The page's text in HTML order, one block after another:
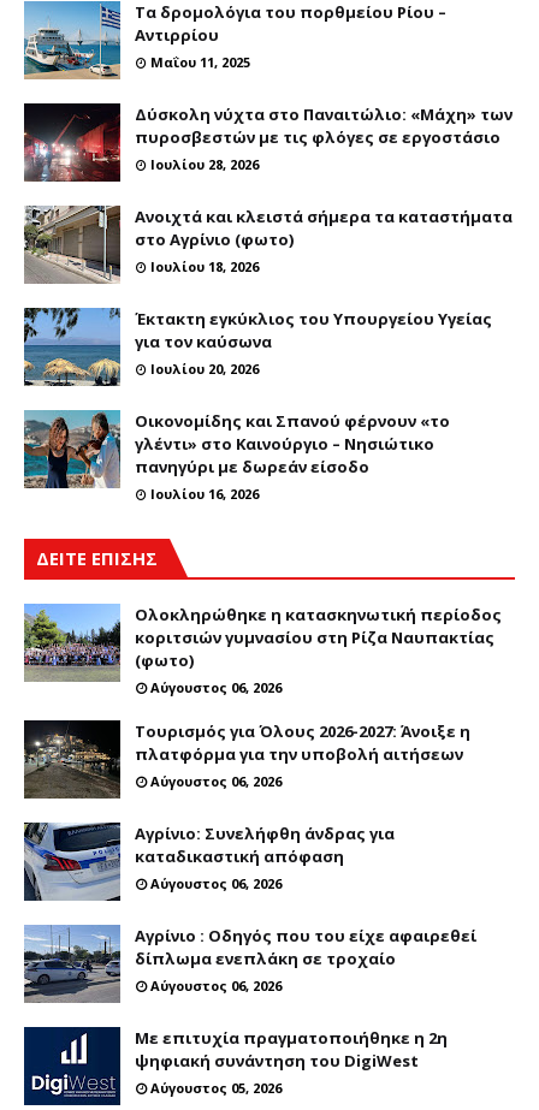
Τα δρομολόγια του πορθμείου Ρίου –
Αντιρρίου
Μαΐου 11, 2025
Δύσκολη νύχτα στο Παναιτώλιο: «Μάχη» των
πυροσβεστών με τις φλόγες σε εργοστάσιο
Ιουλίου 28, 2026
Ανοιχτά και κλειστά σήμερα τα καταστήματα
στο Αγρίνιο (φωτο)
Ιουλίου 18, 2026
Έκτακτη εγκύκλιος του Υπουργείου Υγείας
για τον καύσωνα
Ιουλίου 20, 2026
Οικονομίδης και Σπανού φέρνουν «το
γλέντι» στο Καινούργιο – Νησιώτικο
πανηγύρι με δωρεάν είσοδο
Ιουλίου 16, 2026
ΔΕΙΤΕ ΕΠΙΣΗΣ
Ολοκληρώθηκε η κατασκηνωτική περίοδος
κοριτσιών γυμνασίου στη Ρίζα Ναυπακτίας
(φωτο)
Αύγουστος 06, 2026
Τουρισμός για Όλους 2026-2027: Άνοιξε η
πλατφόρμα για την υποβολή αιτήσεων
Αύγουστος 06, 2026
Αγρίνιο: Συνελήφθη άνδρας για
καταδικαστική απόφαση
Αύγουστος 06, 2026
Αγρίνιο : Οδηγός που του είχε αφαιρεθεί
δίπλωμα ενεπλάκη σε τροχαίο
Αύγουστος 06, 2026
Με επιτυχία πραγματοποιήθηκε η 2η
ψηφιακή συνάντηση του DigiWest
Αύγουστος 05, 2026